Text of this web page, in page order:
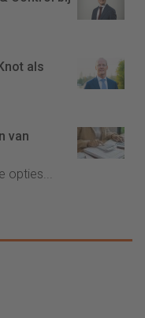
als
van
opties...